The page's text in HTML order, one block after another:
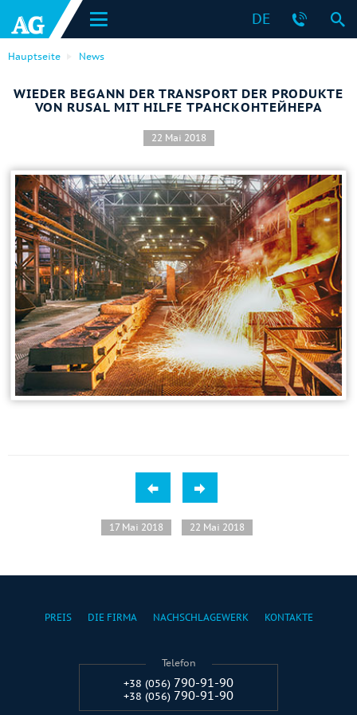
DE
Hauptseite News
WIEDER BEGANN DER TRANSPORT DER PRODUKTE
VON RUSAL MIT HILFE ТРАНСКОНТЕЙНЕРА
22 Mai 2018
17 Mai 2018 22 Mai 2018
PREIS DIE FIRMA NACHSCHLAGEWERK KONTAKTE
Telefon
+38 (056) 790-91-90
+38 (056) 790-91-90